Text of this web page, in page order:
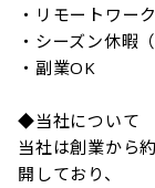
・リモートワー
・シーズン休暇
・副業OK
◆当社について
当社は創業から
開しており、